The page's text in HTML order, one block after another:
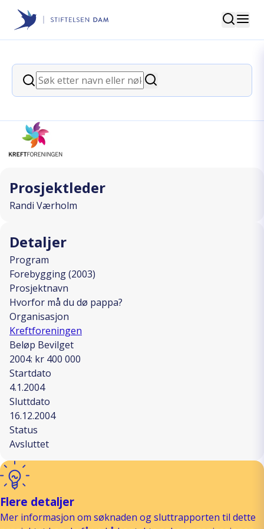
Stiftelsen Dam
Søk
Søk
Søk
back
Hvorfor må du dø pappa?
Prosjektleder
Randi Værholm
Detaljer
Program
Forebygging (2003)
Prosjektnavn
Hvorfor må du dø pappa?
Organisasjon
Kreftforeningen
Beløp Bevilget
2004: kr 400 000
Startdato
4.1.2004
Sluttdato
16.12.2004
Status
Avsluttet
Flere detaljer
Mer informasjon om søknaden og sluttrapporten til dette